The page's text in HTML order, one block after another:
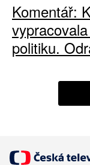
Komentář:
politiku.